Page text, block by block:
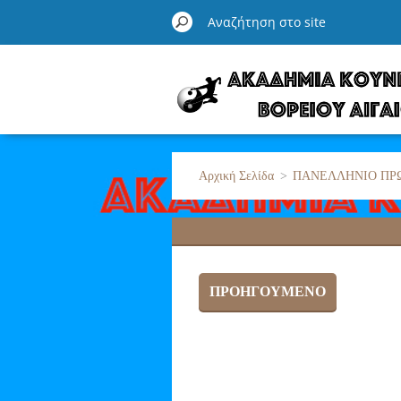
Αρχική Σελίδα > ΠΑΝΕΛΛΗΝΙΟ
ΠΡΟΗΓΟΎΜΕΝΟ